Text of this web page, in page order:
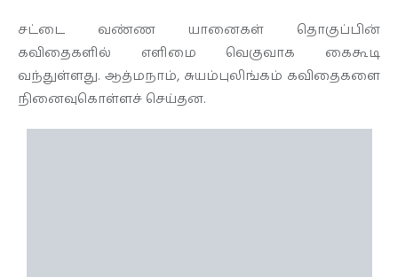
சட்டை வண்ண யானைகள் தொகுப்பின்
கவிதைகளில் எளிமை வெகுவாக கைகூடி
வந்துள்ளது. ஆத்மநாம், சுயம்புலிங்கம் கவிதைகளை
நினைவுகொள்ளச் செய்தன.